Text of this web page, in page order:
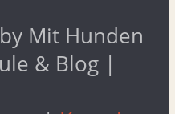
Mit Hunden
& Blog |